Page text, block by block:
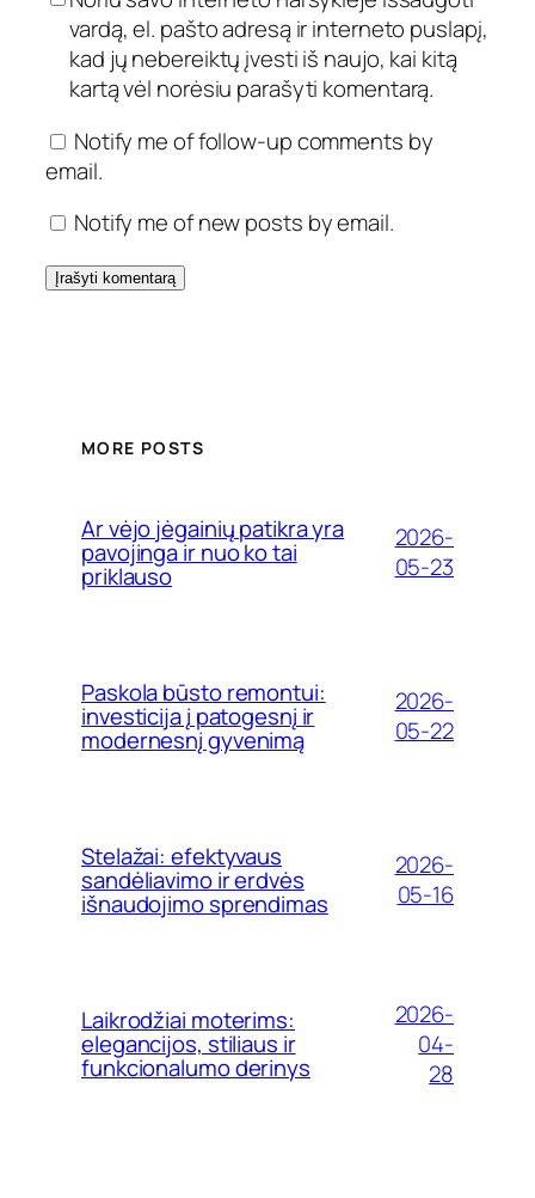
vardą, el. pašto adresą ir interneto puslapį,
kad jų nebereiktų įvesti iš naujo, kai kitą
kartą vėl norėsiu parašyti komentarą.
Notify me of follow-up comments by
email.
Notify me of new posts by email.
MORE POSTS
Ar vėjo jėgainių patikra yra
pavojinga ir nuo ko tai
priklauso
2026-
05-23
Paskola būsto remontui:
investicija į patogesnį ir
modernesnį gyvenimą
2026-
05-22
Stelažai: efektyvaus
sandėliavimo ir erdvės
išnaudojimo sprendimas
2026-
05-16
Laikrodžiai moterims:
elegancijos, stiliaus ir
funkcionalumo derinys
2026-
04-
28